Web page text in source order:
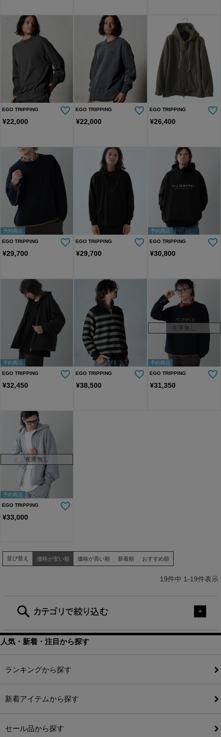
EGO TRIPPING
¥22,000
EGO TRIPPING
¥22,000
EGO TRIPPING
¥26,400
予約商品
EGO TRIPPING
¥29,700
EGO TRIPPING
¥29,700
予約商品
EGO TRIPPING
¥30,800
予約商品
EGO TRIPPING
¥32,450
EGO TRIPPING
¥38,500
予約商品
在庫無し
EGO TRIPPING
¥31,350
予約商品
在庫無し
EGO TRIPPING
¥33,000
並び替え 価格が安い順 価格が高い順 新着順 おすすめ順
19件中 1-19件表示
人気・新着・注目から探す
ランキングから探す
新着アイテムから探す
セール品から探す